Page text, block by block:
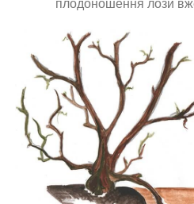
плодоношення лози